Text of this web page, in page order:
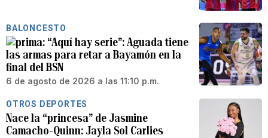
BALONCESTO
“Aquí hay serie”: Aguada tiene
las armas para retar a Bayamón en la
final del BSN
6 de agosto de 2026 a las 11:10 p.m.
OTROS DEPORTES
Nace la “princesa” de Jasmine
Camacho-Quinn: Jayla Sol Carlies